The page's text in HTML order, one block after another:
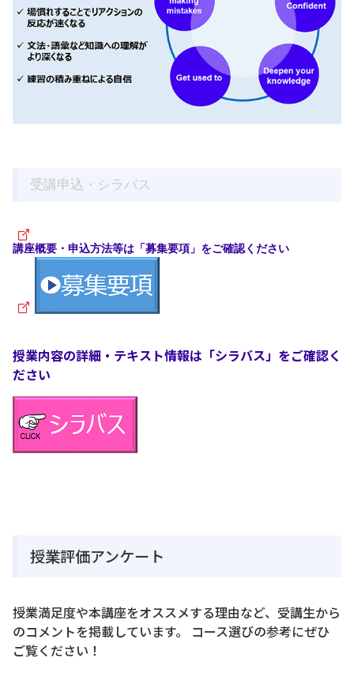
受講申込・シラバス
講座概要・申込方法等は「募集要項」をご確認ください
授業内容の詳細・テキスト情報は「シラバス」をご確認く
ださい
授業評価アンケート
授業満足度や本講座をオススメする理由など、受講生から
のコメントを掲載しています。 コース選びの参考にぜひ
ご覧ください！